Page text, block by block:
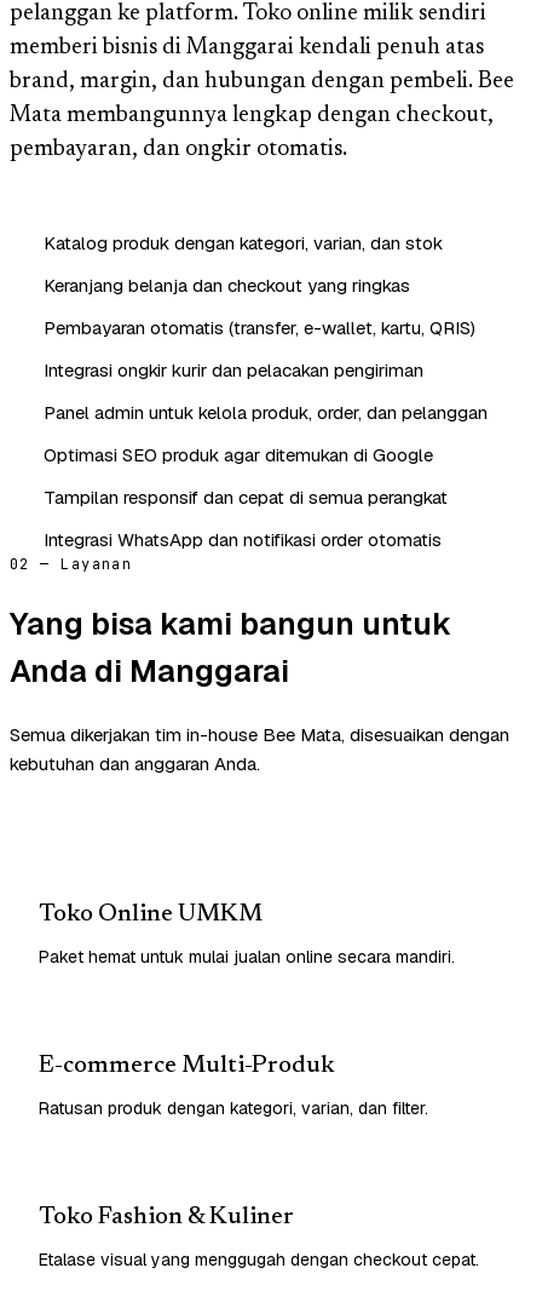
pelanggan ke platform. Toko online milik sendiri
memberi bisnis di Manggarai kendali penuh atas
brand, margin, dan hubungan dengan pembeli. Bee
Mata membangunnya lengkap dengan checkout,
pembayaran, dan ongkir otomatis.
Katalog produk dengan kategori, varian, dan stok
Keranjang belanja dan checkout yang ringkas
Pembayaran otomatis (transfer, e-wallet, kartu, QRIS)
Integrasi ongkir kurir dan pelacakan pengiriman
Panel admin untuk kelola produk, order, dan pelanggan
Optimasi SEO produk agar ditemukan di Google
Tampilan responsif dan cepat di semua perangkat
Integrasi WhatsApp dan notifikasi order otomatis
02 — Layanan
Yang bisa kami bangun untuk
Anda di Manggarai
Semua dikerjakan tim in-house Bee Mata, disesuaikan dengan
kebutuhan dan anggaran Anda.
Toko Online UMKM
Paket hemat untuk mulai jualan online secara mandiri.
E-commerce Multi-Produk
Ratusan produk dengan kategori, varian, dan filter.
Toko Fashion & Kuliner
Etalase visual yang menggugah dengan checkout cepat.